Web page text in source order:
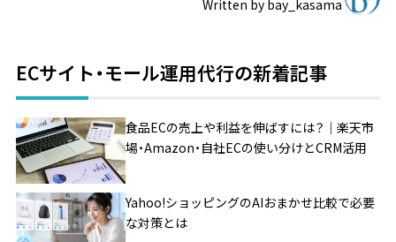
Written by bay_kasama
ECサイト・モール運用代行の新着記事
食品ECの売上や利益を伸ばすには？｜楽天市
場・Amazon・自社ECの使い分けとCRM活用
Yahoo!ショッピングのAIおまかせ比較で必要
な対策とは